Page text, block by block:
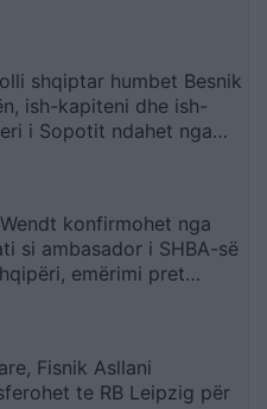
shqiptar humbet Besnik
ish-kapiteni dhe ish-
i Sopotit ndahet nga
konfirmohet nga
si ambasador i SHBA-së
emërimi pret
Fisnik Asllani
te RB Leipzig për